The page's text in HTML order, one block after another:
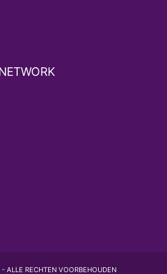
ALLE RECHTEN VOORBEHOUDEN